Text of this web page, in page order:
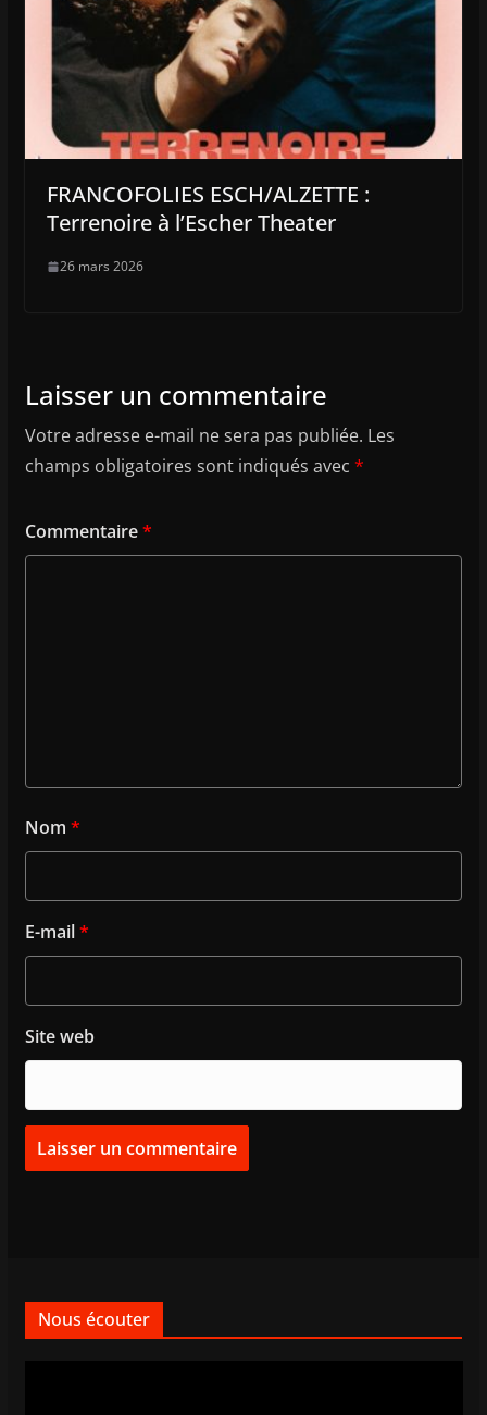
FRANCOFOLIES ESCH/ALZETTE :
Terrenoire à l’Escher Theater
26 mars 2026
Laisser un commentaire
Votre adresse e-mail ne sera pas publiée. Les
champs obligatoires sont indiqués avec *
Commentaire*
Nom *
E-mail*
Site web
Nous écouter